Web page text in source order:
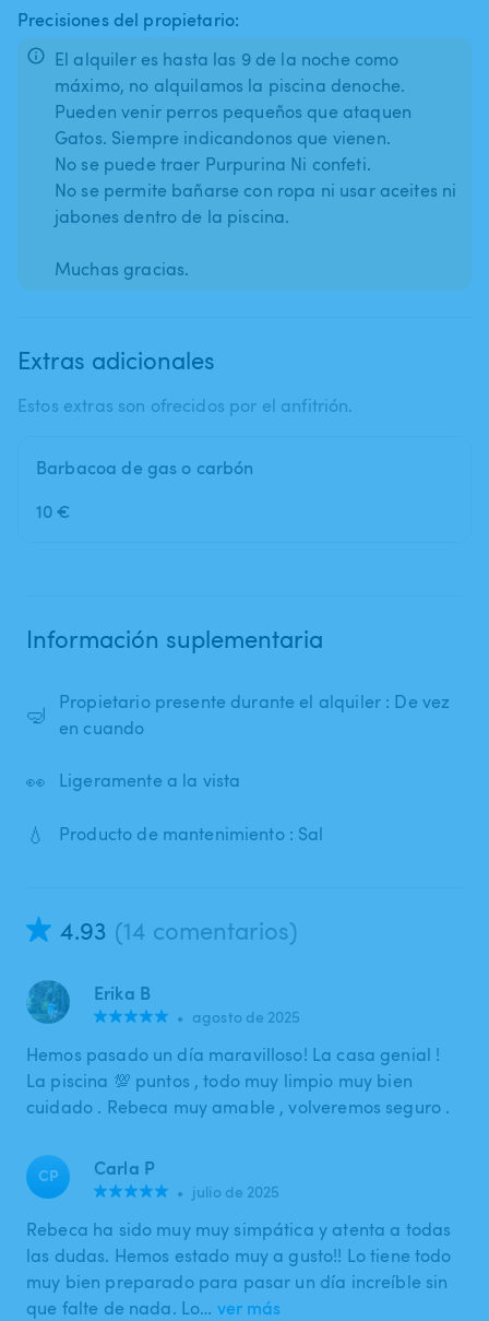
Precisiones del propietario:
El alquiler es hasta las 9 de la noche como
máximo, no alquilamos la piscina denoche.
Pueden venir perros pequeños que ataquen
Gatos. Siempre indicandonos que vienen.
No se puede traer Purpurina Ni confeti.
No se permite bañarse con ropa ni usar aceites ni
jabones dentro de la piscina.
Extras adicionales
Estos extras son ofrecidos por el anfitrión.
Barbacoa de gas o carbón
10 €
Información suplementaria
🤿
Propietario presente durante el alquiler : De vez
en cuando
👀 Ligeramente a la vista
💧 Producto de mantenimiento : Sal
4.93 (14 comentarios)
Erika B
• agosto de 2025
Hemos pasado un día maravilloso! La casa genial !
La piscina 💯 puntos , todo muy limpio muy bien
cuidado . Rebeca muy amable , volveremos seguro .
CP Carla P
• julio de 2025
Rebeca ha sido muy muy simpática y atenta a todas
las dudas. Hemos estado muy a gusto!! Lo tiene todo
muy bien preparado para pasar un día increíble sin
que falte de nada. Lo… ver más